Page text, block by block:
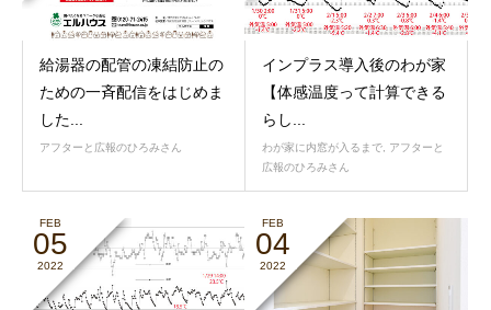
給湯器の配管の凍結防止の
ための一斉配信をはじめま
した...
アフターと広報のひろみさん
インプラス導入後のわが家
【体感温度って計算できる
らし...
わが家に内窓が入るまで
アフターと
広報のひろみさん
FEB
05
2022
FEB
04
2022